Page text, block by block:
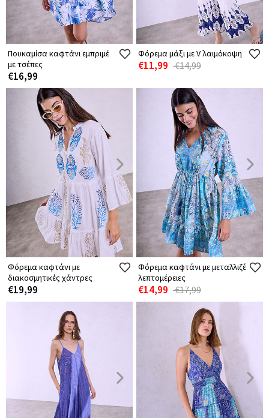
Πουκαμίσα καφτάνι εμπριμέ
με τσέπες
€16,99
Φόρεμα μάξι με V λαιμόκοψη
€11,99 €14,99
Φόρεμα καφτάνι με
διακοσμητικές χάντρες
€19,99
Φόρεμα καφτάνι με μεταλλιζέ
λεπτομέρειες
€14,99 €17,99